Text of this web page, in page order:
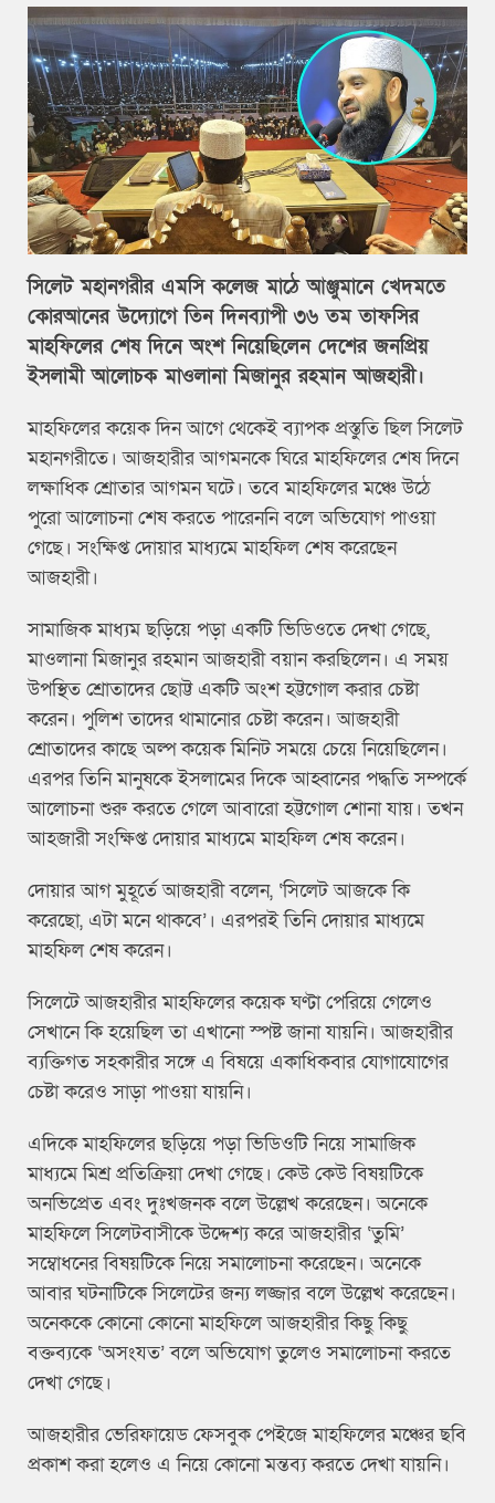
সিলেট মহানগরীর এমসি কলেজ মাঠে আঞ্জুমানে খেদমতে
কোরআনের উদ্যোগে তিন দিনব্যাপী ৩৬ তম তাফসির
মাহফিলের শেষ দিনে অংশ নিয়েছিলেন দেশের জনপ্রিয়
ইসলামী আলোচক মাওলানা মিজানুর রহমান আজহারী।
মাহফিলের কয়েক দিন আগে থেকেই ব্যাপক প্রস্তুতি ছিল সিলেট
মহানগরীতে। আজহারীর আগমনকে ঘিরে মাহফিলের শেষ দিনে
লক্ষাধিক শ্রোতার আগমন ঘটে। তবে মাহফিলের মঞ্চে উঠে
পুরো আলোচনা শেষ করতে পারেননি বলে অভিযোগ পাওয়া
গেছে। সংক্ষিপ্ত দোয়ার মাধ্যমে মাহফিল শেষ করেছেন
আজহারী।
সামাজিক মাধ্যম ছড়িয়ে পড়া একটি ভিডিওতে দেখা গেছে,
মাওলানা মিজানুর রহমান আজহারী বয়ান করছিলেন। এ সময়
উপস্থিত শ্রোতাদের ছোট্ট একটি অংশ হট্টগোল করার চেষ্টা
করেন। পুলিশ তাদের থামানোর চেষ্টা করেন। আজহারী
শ্রোতাদের কাছে অল্প কয়েক মিনিট সময়ে চেয়ে নিয়েছিলেন।
এরপর তিনি মানুষকে ইসলামের দিকে আহ্বানের পদ্ধতি সম্পর্কে
আলোচনা শুরু করতে গেলে আবারো হট্টগোল শোনা যায়। তখন
আহজারী সংক্ষিপ্ত দোয়ার মাধ্যমে মাহফিল শেষ করেন।
দোয়ার আগ মুহূর্তে আজহারী বলেন, ‘সিলেট আজকে কি
করেছো, এটা মনে থাকবে’। এরপরই তিনি দোয়ার মাধ্যমে
মাহফিল শেষ করেন।
সিলেটে আজহারীর মাহফিলের কয়েক ঘণ্টা পেরিয়ে গেলেও
সেখানে কি হয়েছিল তা এখানো স্পষ্ট জানা যায়নি। আজহারীর
ব্যক্তিগত সহকারীর সঙ্গে এ বিষয়ে একাধিকবার যোগাযোগের
চেষ্টা করেও সাড়া পাওয়া যায়নি।
এদিকে মাহফিলের ছড়িয়ে পড়া ভিডিওটি নিয়ে সামাজিক
মাধ্যমে মিশ্র প্রতিক্রিয়া দেখা গেছে। কেউ কেউ বিষয়টিকে
অনভিপ্রেত এবং দুঃখজনক বলে উল্লেখ করেছেন। অনেকে
মাহফিলে সিলেটবাসীকে উদ্দেশ্য করে আজহারীর ‘তুমি’
সম্বোধনের বিষয়টিকে নিয়ে সমালোচনা করেছেন। অনেকে
আবার ঘটনাটিকে সিলেটের জন্য লজ্জার বলে উল্লেখ করেছেন।
অনেককে কোনো কোনো মাহফিলে আজহারীর কিছু কিছু
বক্তব্যকে ‘অসংযত’ বলে অভিযোগ তুলেও সমালোচনা করতে
দেখা গেছে।
আজহারীর ভেরিফায়েড ফেসবুক পেইজে মাহফিলের মঞ্চের ছবি
প্রকাশ করা হলেও এ নিয়ে কোনো মন্তব্য করতে দেখা যায়নি।